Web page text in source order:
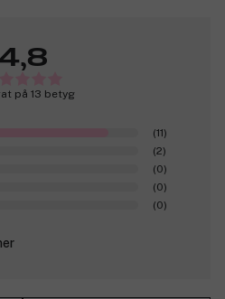
på 13 betyg
(11)
(2)
(0)
(0)
(0)